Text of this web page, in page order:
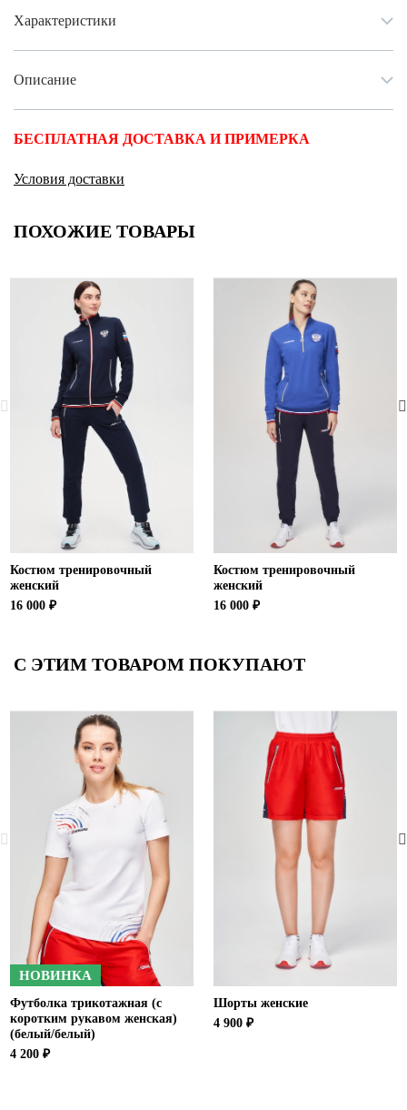
Характеристики
Описание
БЕСПЛАТНАЯ ДОСТАВКА И ПРИМЕРКА
Условия доставки
ПОХОЖИЕ ТОВАРЫ
Костюм тренировочный
женский
16 000 ₽
Костюм тренировочный
женский
16 000 ₽
С ЭТИМ ТОВАРОМ ПОКУПАЮТ
НОВИНКА
Футболка трикотажная (с
коротким рукавом женская)
(белый/белый)
4 200 ₽
Шорты женские
4 900 ₽